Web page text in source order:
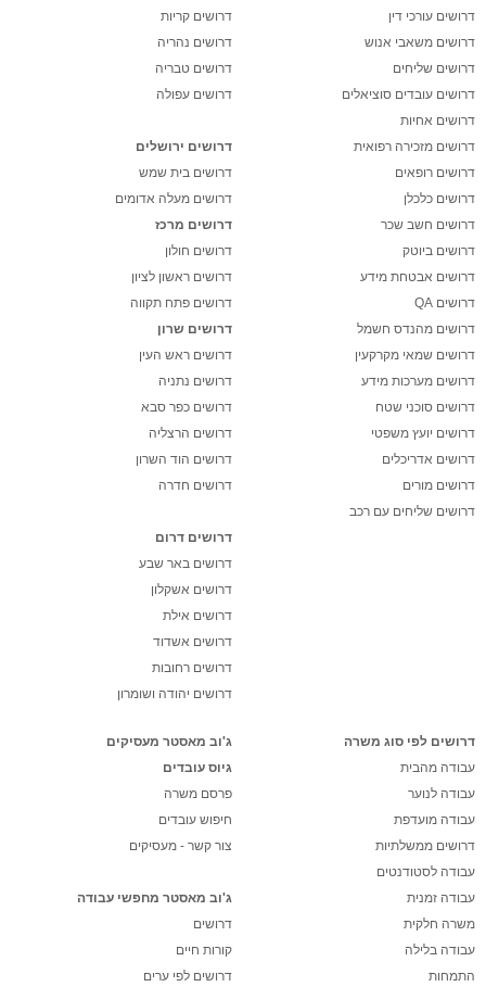
דרושים עורכי דין
דרושים משאבי אנוש
דרושים שליחים
דרושים עובדים סוציאלים
דרושים אחיות
דרושים מזכירה רפואית
דרושים רופאים
דרושים כלכלן
דרושים חשב שכר
דרושים ביוטק
דרושים אבטחת מידע
דרושים QA
דרושים מהנדס חשמל
דרושים שמאי מקרקעין
דרושים מערכות מידע
דרושים סוכני שטח
דרושים יועץ משפטי
דרושים אדריכלים
דרושים מורים
דרושים שליחים עם רכב
דרושים קריות
דרושים נהריה
דרושים טבריה
דרושים עפולה
דרושים ירושלים
דרושים בית שמש
דרושים מעלה אדומים
דרושים מרכז
דרושים חולון
דרושים ראשון לציון
דרושים פתח תקווה
דרושים שרון
דרושים ראש העין
דרושים נתניה
דרושים כפר סבא
דרושים הרצליה
דרושים הוד השרון
דרושים חדרה
דרושים דרום
דרושים באר שבע
דרושים אשקלון
דרושים אילת
דרושים אשדוד
דרושים רחובות
דרושים יהודה ושומרון
דרושים לפי סוג משרה
עבודה מהבית
עבודה לנוער
עבודה מועדפת
דרושים ממשלתיות
עבודה לסטודנטים
עבודה זמנית
משרה חלקית
עבודה בלילה
התמחות
ג'וב מאסטר מעסיקים
גיוס עובדים
פרסם משרה
חיפוש עובדים
צור קשר - מעסיקים
ג'וב מאסטר מחפשי עבודה
דרושים
קורות חיים
דרושים לפי ערים